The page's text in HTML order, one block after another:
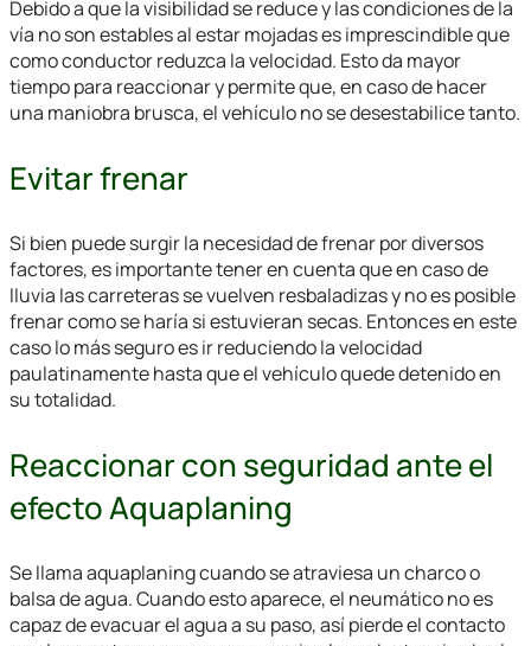
Debido a que la visibilidad se reduce y las condiciones de la
vía no son estables al estar mojadas es imprescindible que
como conductor reduzca la velocidad. Esto da mayor
tiempo para reaccionar y permite que, en caso de hacer
una maniobra brusca, el vehículo no se desestabilice tanto.
Evitar frenar
Si bien puede surgir la necesidad de frenar por diversos
factores, es importante tener en cuenta que en caso de
lluvia las carreteras se vuelven resbaladizas y no es posible
frenar como se haría si estuvieran secas. Entonces en este
caso lo más seguro es ir reduciendo la velocidad
paulatinamente hasta que el vehículo quede detenido en
su totalidad.
Reaccionar con seguridad ante el
efecto Aquaplaning
Se llama aquaplaning cuando se atraviesa un charco o
balsa de agua. Cuando esto aparece, el neumático no es
capaz de evacuar el agua a su paso, así pierde el contacto